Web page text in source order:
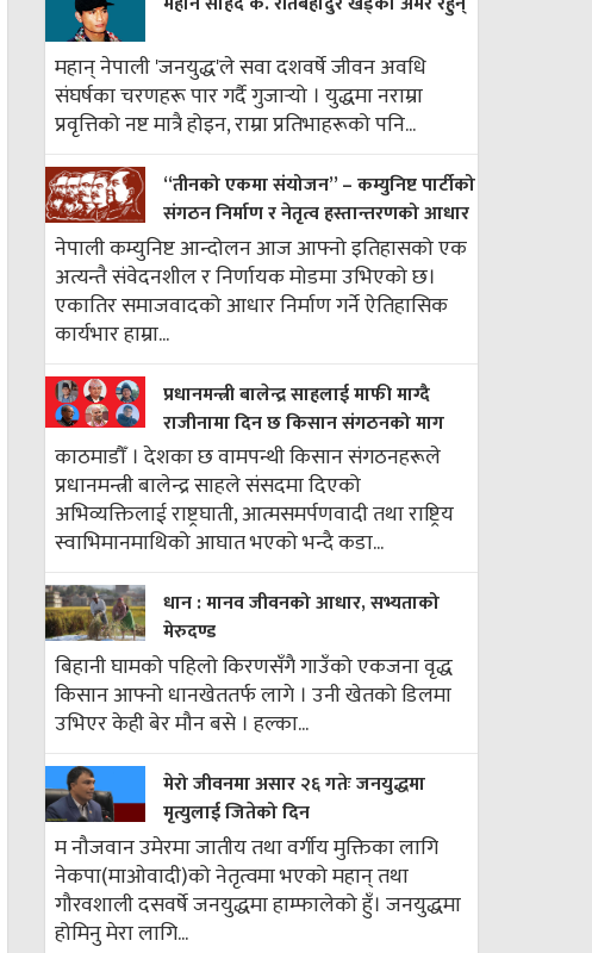
महान् नेपाली 'जनयुद्ध'ले सवा दशवर्षे जीवन अवधि
संघर्षका चरणहरू पार गर्दै गुजार्‍यो । युद्धमा नराम्रा
प्रवृत्तिको नष्ट मात्रै होइन, राम्रा प्रतिभाहरूको पनि...
“तीनको एकमा संयोजन” – कम्युनिष्ट पार्टीको
संगठन निर्माण र नेतृत्व हस्तान्तरणको आधार
नेपाली कम्युनिष्ट आन्दोलन आज आफ्नो इतिहासको एक
अत्यन्तै संवेदनशील र निर्णायक मोडमा उभिएको छ।
एकातिर समाजवादको आधार निर्माण गर्ने ऐतिहासिक
कार्यभार हाम्रा...
प्रधानमन्त्री बालेन्द्र साहलाई माफी माग्दै
राजीनामा दिन छ किसान संगठनको माग
काठमाडौँ । देशका छ वामपन्थी किसान संगठनहरूले
प्रधानमन्त्री बालेन्द्र साहले संसदमा दिएको
अभिव्यक्तिलाई राष्ट्रघाती, आत्मसमर्पणवादी तथा राष्ट्रिय
स्वाभिमानमाथिको आघात भएको भन्दै कडा...
धान : मानव जीवनको आधार, सभ्यताको
मेरुदण्ड
बिहानी घामको पहिलो किरणसँगै गाउँको एकजना वृद्ध
किसान आफ्नो धानखेततर्फ लागे । उनी खेतको डिलमा
उभिएर केही बेर मौन बसे । हल्का...
मेरो जीवनमा असार २६ गतेः जनयुद्धमा
मृत्युलाई जितेको दिन
म नौजवान उमेरमा जातीय तथा वर्गीय मुक्तिका लागि
नेकपा(माओवादी)को नेतृत्वमा भएको महान् तथा
गौरवशाली दसवर्षे जनयुद्धमा हाम्फालेको हुँ। जनयुद्धमा
होमिनु मेरा लागि...